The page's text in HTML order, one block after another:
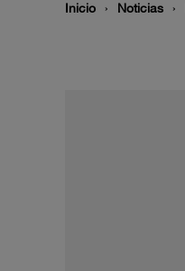
Inicio Noticias